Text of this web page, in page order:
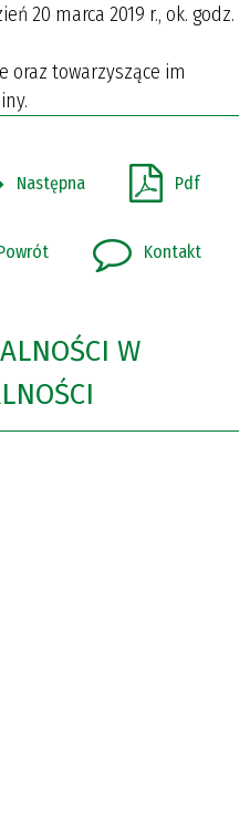
20 marca 2019 r., ok. godz.
oraz towarzyszące im
Następna Pdf
Kontakt
W